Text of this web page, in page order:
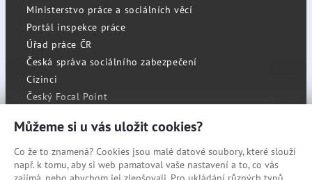
Ministerstvo práce a sociálních věcí
Portál inspekce práce
Úřad práce ČR
Česká správa sociálního zabezpečení
Cizinci
Český Focal Point
RSS
Cookies
Můžeme si u vás uložit cookies?
Co že to znamená? Cookies jsou malé datové soubory, které slouží
např. k tomu, aby si web pamatoval vaše nastavení a to, co vás